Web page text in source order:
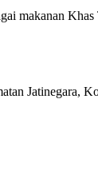
makanan
Jatinegara,